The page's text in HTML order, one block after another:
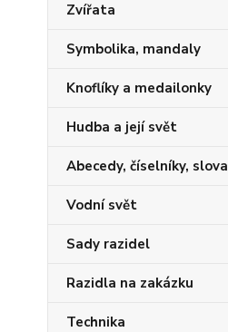
Zvířata
Symbolika, mandaly
Knoflíky a medailonky
Hudba a její svět
Abecedy, číselníky, slova
Vodní svět
Sady razidel
Razidla na zakázku
Technika